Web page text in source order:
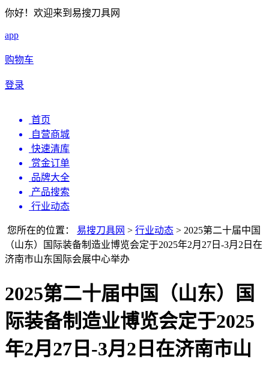
你好！欢迎来到易搜刀具网
app
购物车
登录
首页
自营商城
快速清库
赏金订单
品牌大全
产品搜索
行业动态
您所在的位置： 易搜刀具网 > 行业动态 > 2025第二十届中国
（山东）国际装备制造业博览会定于2025年2月27日-3月2日在
济南市山东国际会展中心举办
2025第二十届中国（山东）国
际装备制造业博览会定于2025
年2月27日-3月2日在济南市山